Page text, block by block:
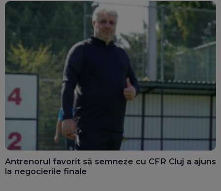
Antrenorul favorit să semneze cu CFR Cluj a ajuns
la negocierile finale